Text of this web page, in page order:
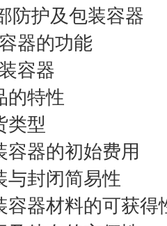
护及包装容器
器的功能
容器
特性
型
器的初始费用
封闭简易性
器材料的可获得